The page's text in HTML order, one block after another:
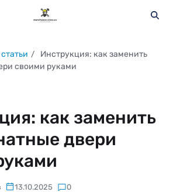
Инструкция: как заменить
своими руками
как заменить
двери
13.10.2025 0